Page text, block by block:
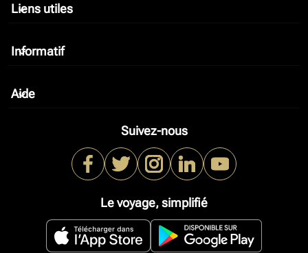
Liens utiles
keyboard_arrow_down
Informatif
keyboard_arrow_down
Aide
keyboard_arrow_down
Suivez-nous
Le voyage, simplifié